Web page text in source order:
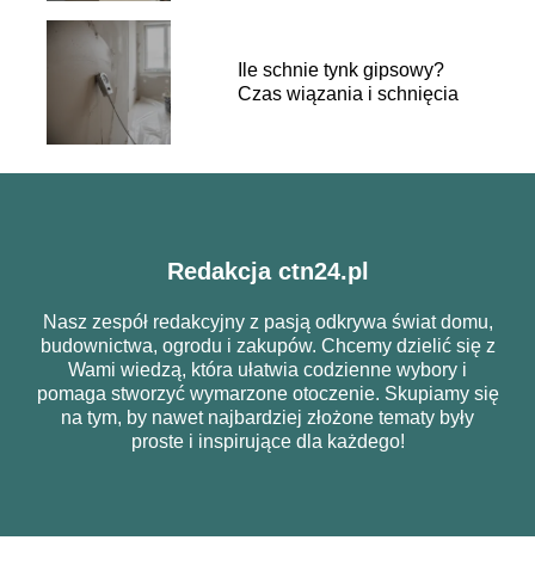
Ile schnie tynk gipsowy?
Czas wiązania i schnięcia
Redakcja ctn24.pl
Nasz zespół redakcyjny z pasją odkrywa świat domu,
budownictwa, ogrodu i zakupów. Chcemy dzielić się z
Wami wiedzą, która ułatwia codzienne wybory i
pomaga stworzyć wymarzone otoczenie. Skupiamy się
na tym, by nawet najbardziej złożone tematy były
proste i inspirujące dla każdego!